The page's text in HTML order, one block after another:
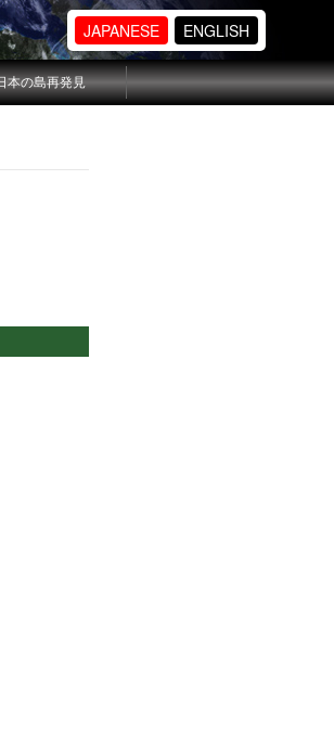
JAPANESE ENGLISH
本の島再発見